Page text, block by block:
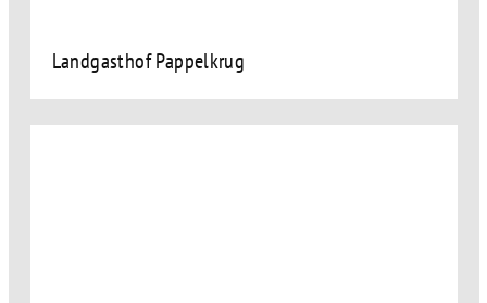
Landgasthof Pappelkrug